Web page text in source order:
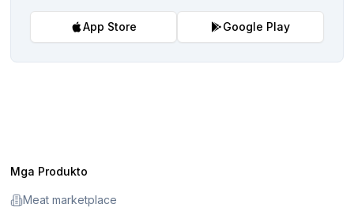
App Store Google Play
Mga Produkto
Meat marketplace